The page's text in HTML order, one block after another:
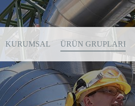
KURUMSAL ÜRÜN GRUPLARI